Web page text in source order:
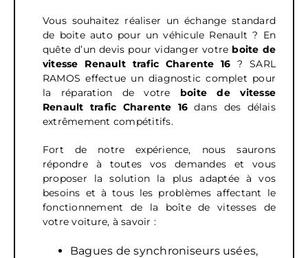
Vous souhaitez réaliser un échange standard
de boite auto pour un véhicule Renault ? En
quête d’un devis pour vidanger votre boite de
vitesse
Renault trafic Charente 16? SARL
RAMOS effectue un diagnostic complet pour
la réparation de votre boite de vitesse
Renault trafic Charente 16 dans des délais
extrêmement compétitifs.
Fort de notre expérience, nous saurons
répondre à toutes vos demandes et vous
proposer la solution la plus adaptée à vos
besoins et à tous les problèmes affectant le
fonctionnement de la boîte de vitesses de
votre voiture, à savoir :
Bagues de synchroniseurs usées,